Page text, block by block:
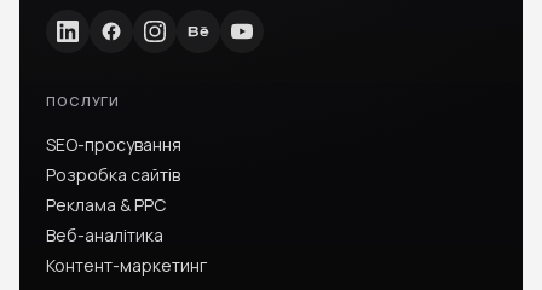
ПОСЛУГИ
SEO-просування
Розробка сайтів
Реклама & PPC
Веб-аналітика
Контент-маркетинг